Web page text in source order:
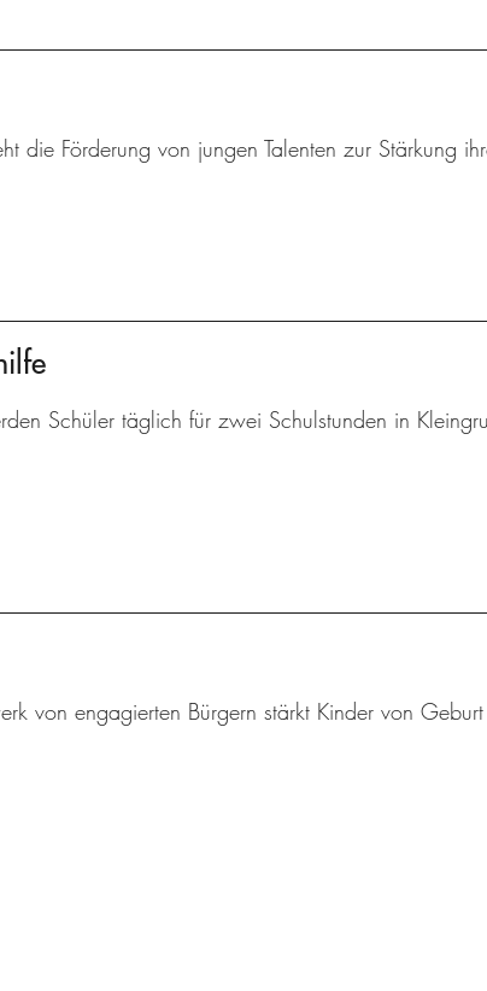
die Förderung von jungen Talenten zur Stärkung
Schüler täglich für zwei Schulstunden in
von engagierten Bürgern stärkt Kinder von